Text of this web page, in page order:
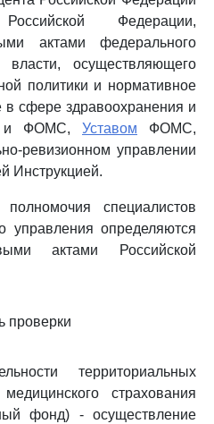
Федерации,
актами федерального
власти, осуществляющего
политики и нормативное
в сфере здравоохранения и
и ФОМС, Уставом ФОМС,
ревизионном управлении
Инструкцией.
специалистов
управления определяются
актами Российской
проверки
территориальных
страхования
фонд) - осуществление